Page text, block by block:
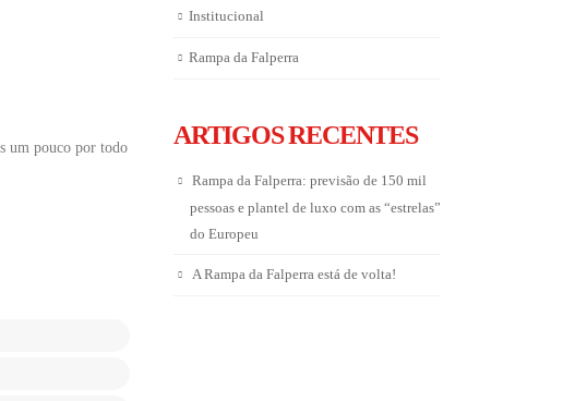
um pouco por todo
Institucional
Rampa da Falperra
ARTIGOS RECENTES
Rampa da Falperra: previsão de 150 mil
pessoas e plantel de luxo com as “estrelas”
do Europeu
A Rampa da Falperra está de volta!